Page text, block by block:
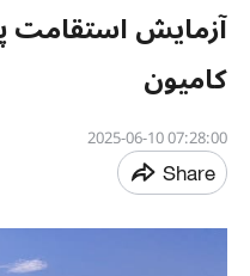
کامیون
07:28:00 2025-06-10
Share